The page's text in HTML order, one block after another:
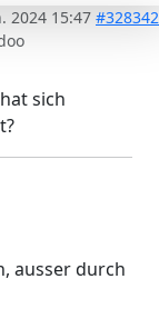
2024 15:47 #328342
sich
ausser durch